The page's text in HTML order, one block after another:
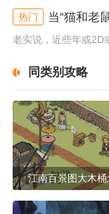
热门 当“猫和老
同类别攻略
江南百景图大木桶